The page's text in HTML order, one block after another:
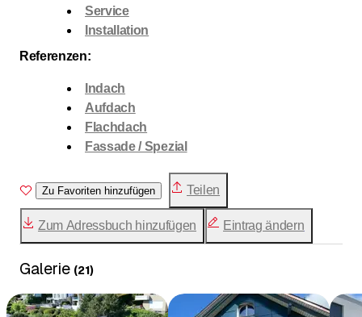
Service
Installation
Referenzen:
Indach
Aufdach
Flachdach
Fassade / Spezial
Zu Favoriten hinzufügen Teilen
Zum Adressbuch hinzufügen Eintrag ändern
Galerie (21)